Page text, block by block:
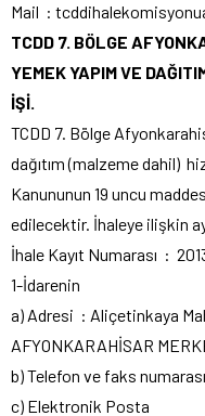
Mail :
TCDD 7. BÖLGE
YEMEK YAPIM VE
İŞİ.
TCDD 7. Bölge
dağıtım (malzeme dahil)
Kanununun 19 uncu
edilecektir. İhaleye ilişkin
İhale Kayıt Numarası :
1-İdarenin
a) Adresi : Aliçetinkaya
AFYONKARAHİSAR
b) Telefon ve faks
c) Elektronik Posta